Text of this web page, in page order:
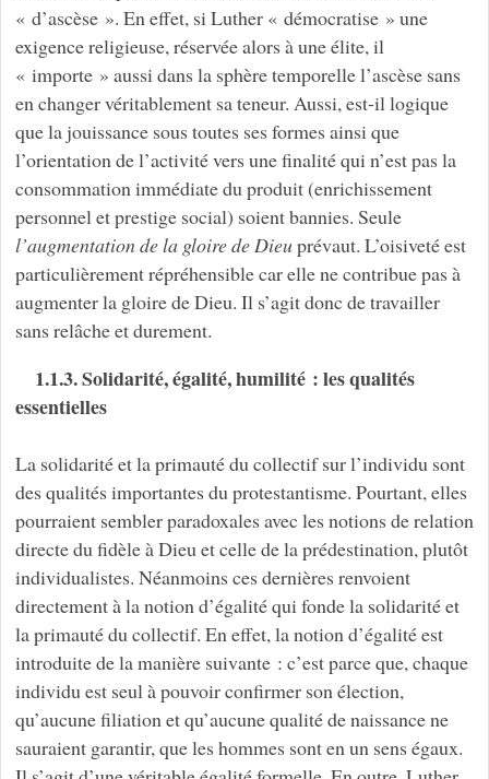
« d’ascèse ». En effet, si Luther « démocratise » une
exigence religieuse, réservée alors à une élite, il
« importe » aussi dans la sphère temporelle l’ascèse sans
en changer véritablement sa teneur. Aussi, est-il logique
que la jouissance sous toutes ses formes ainsi que
l’orientation de l’activité vers une finalité qui n’est pas la
consommation immédiate du produit (enrichissement
personnel et prestige social) soient bannies. Seule
l’augmentation de la gloire de Dieuprévaut. L’oisiveté est
particulièrement répréhensible car elle ne contribue pas à
augmenter la gloire de Dieu. Il s’agit donc de travailler
sans relâche et durement.
1.1.3. Solidarité, égalité, humilité : les qualités
essentielles
La solidarité et la primauté du collectif sur l’individu sont
des qualités importantes du protestantisme. Pourtant, elles
pourraient sembler paradoxales avec les notions de relation
directe du fidèle à Dieu et celle de la prédestination, plutôt
individualistes. Néanmoins ces dernières renvoient
directement à la notion d’égalité qui fonde la solidarité et
la primauté du collectif. En effet, la notion d’égalité est
introduite de la manière suivante : c’est parce que, chaque
individu est seul à pouvoir confirmer son élection,
qu’aucune filiation et qu’aucune qualité de naissance ne
sauraient garantir, que les hommes sont en un sens égaux.